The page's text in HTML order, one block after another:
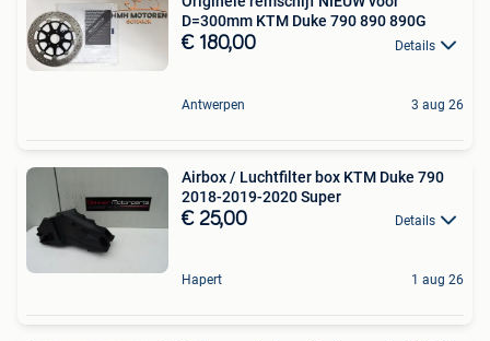
D=300mm KTM Duke 790 890 890G
€ 180,00 Details
Antwerpen 3 aug 26
Airbox / Luchtfilter box KTM Duke 790
2018-2019-2020 Super
€ 25,00 Details
Hapert 1 aug 26